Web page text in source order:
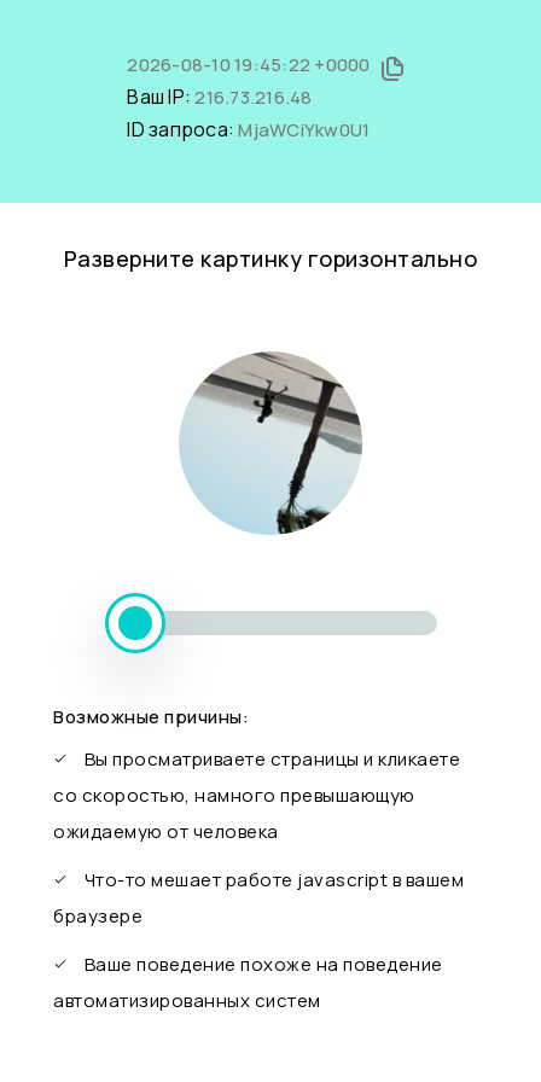
2026-08-10 19:45:22 +0000
Ваш IP:216.73.216.48
ID запроса:MjaWCiYkw0U1
Разверните картинку горизонтально
Возможные причины:
Вы просматриваете страницы и кликаете
со скоростью, намного превышающую
ожидаемую от человека
Что-то мешает работе javascript в вашем
браузере
Ваше поведение похоже на поведение
автоматизированных систем